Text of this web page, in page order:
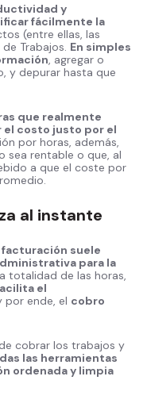
y
fácilmente la
(entre ellas, las
Trabajos. En simples
, agregar o
y depurar hasta que
que realmente
el costo justo por el
por horas, además,
sea rentable o que, al
a que el coste por
al instante
suele
para la
totalidad de las horas,
el
por ende, el cobro
cobrar los trabajos y
las herramientas
ordenada y limpia